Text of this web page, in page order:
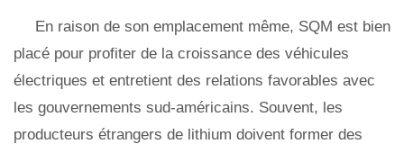
En raison de son emplacement même, SQM est bien
placé pour profiter de la croissance des véhicules
électriques et entretient des relations favorables avec
les gouvernements sud-américains. Souvent, les
producteurs étrangers de lithium doivent former des